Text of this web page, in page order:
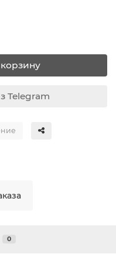
Telegram
0